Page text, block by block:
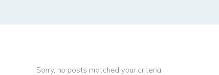
Sorry, no posts matched your criteria.